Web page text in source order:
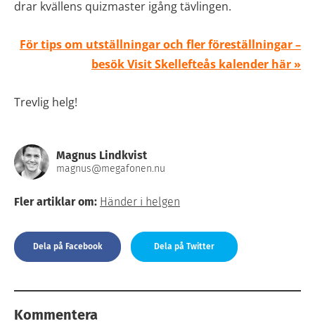
drar kvällens quizmaster igång tävlingen.
För tips om utställningar och fler föreställningar –
besök Visit Skellefteås kalender här »
Trevlig helg!
Magnus Lindkvist
magnus@megafonen.nu
Fler artiklar om: Händer i helgen
Dela på Facebook Dela på Twitter
Kommentera